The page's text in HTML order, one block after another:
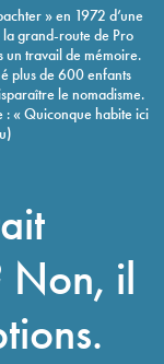
» en 1972 d’une
grand-route de Pro
un travail de mémoire.
plus de 600 enfants
le nomadisme.
: « Quiconque habite ici
Non, il